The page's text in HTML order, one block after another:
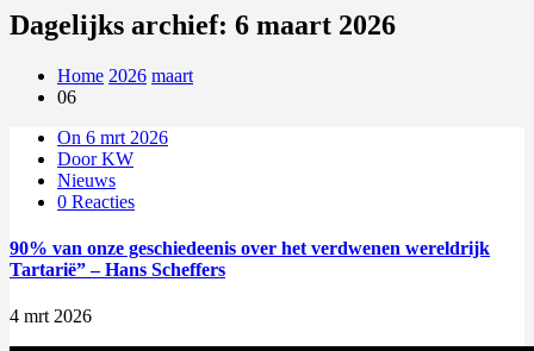
Dagelijks archief: 6 maart 2026
Home 2026 maart
06
On 6 mrt 2026
Door KW
Nieuws
0 Reacties
90% van onze geschiedeenis over het verdwenen wereldrijk
Tartarië” – Hans Scheffers
4 mrt 2026